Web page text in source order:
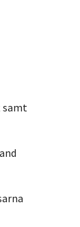
samt